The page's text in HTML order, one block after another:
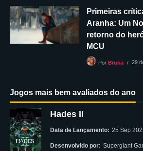
Primeiras
Aranha: Um
retorno do
MCU
PorBruna 29
Jogos mais bem avaliados do ano
Hades II
Data de Lançamento: 25 Sep
Desenvolvido por: Supergiant